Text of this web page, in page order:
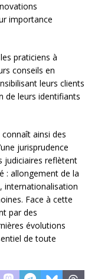
importance
praticiens à
conseils en
leurs clients
de leurs identifiants
ainsi des
jurisprudence
judiciaires reflètent
: allongement de la
internationalisation
Face à cette
par des
évolutions
de toute